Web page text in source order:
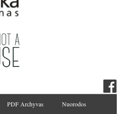
PDF Archyvas
Nuorodos